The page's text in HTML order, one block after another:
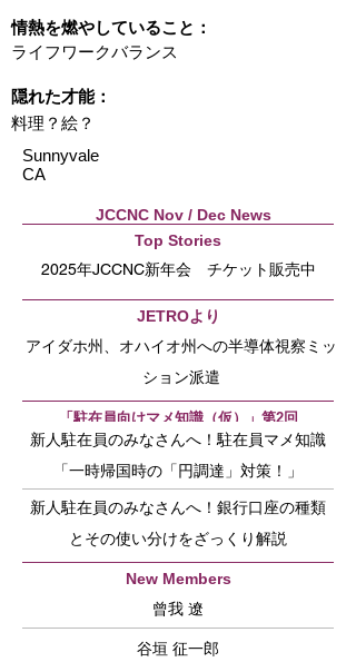
情熱を燃やしていること：
ライフワークバランス
隠れた才能：
料理？絵？
Sunnyvale
CA
JCCNC Nov / Dec News
Top Stories
2025年JCCNC新年会 チケット販売中
JETROより
アイダホ州、オハイオ州への半導体視察ミッ
ション派遣
「駐在員向けマメ知識（仮）」第2回
新人駐在員のみなさんへ！駐在員マメ知識
「一時帰国時の「円調達」対策！」
新人駐在員のみなさんへ！銀行口座の種類
とその使い分けをざっくり解説
New Members
曾我 遼
谷垣 征一郎